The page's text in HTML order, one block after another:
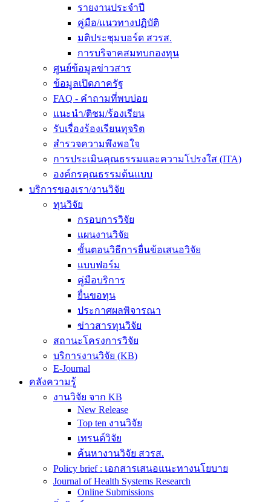
รายงานประจำปี
คู่มือ/แนวทางปฏิบัติ
มติประชุมบอร์ด สวรส.
การบริจาคสมทบกองทุน
ศูนย์ข้อมูลข่าวสาร
ข้อมูลเปิดภาครัฐ
FAQ - คำถามที่พบบ่อย
แนะนำ/ติชม/ร้องเรียน
รับเรื่องร้องเรียนทุจริต
สำรวจความพึงพอใจ
การประเมินคุณธรรมและความโปรงใส (ITA)
องค์กรคุณธรรมต้นแบบ
บริการของเรา/งานวิจัย
ทุนวิจัย
กรอบการวิจัย
แผนงานวิจัย
ขั้นตอนวิธีการยื่นข้อเสนอวิจัย
แบบฟอร์ม
คู่มือบริการ
ยื่นขอทุน
ประกาศผลพิจารณา
ข่าวสารทุนวิจัย
สถานะโครงการวิจัย
บริการงานวิจัย (KB)
E-Journal
คลังความรู้
งานวิจัย จาก KB
New Release
Top ten งานวิจัย
เทรนด์วิจัย
ค้นหางานวิจัย สวรส.
Policy brief : เอกสารเสนอแนะทางนโยบาย
Journal of Health Systems Research
Online Submissions